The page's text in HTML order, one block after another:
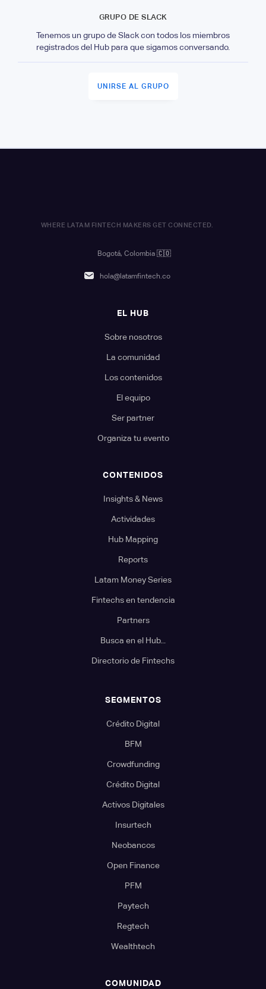
GRUPO DE SLACK
Tenemos un grupo de Slack con todos los miembros
registrados del Hub para que sigamos conversando.
UNIRSE AL GRUPO
WHERE LATAM FINTECH MAKERS GET CONNECTED.
Bogotá, Colombia 🇨🇴
hola@latamfintech.co
EL HUB
Sobre nosotros
La comunidad
Los contenidos
El equipo
Ser partner
Organiza tu evento
CONTENIDOS
Insights & News
Actividades
Hub Mapping
Reports
Latam Money Series
Fintechs en tendencia
Partners
Busca en el Hub...
Directorio de Fintechs
SEGMENTOS
Crédito Digital
BFM
Crowdfunding
Crédito Digital
Activos Digitales
Insurtech
Neobancos
Open Finance
PFM
Paytech
Regtech
Wealthtech
COMUNIDAD